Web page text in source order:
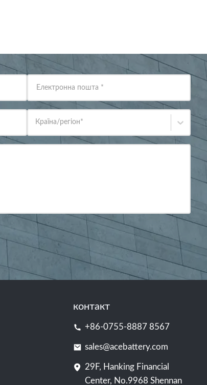
Електронна пошта *
Країна/регіон*
контакт
+86-0755-8887 8567
sales@acebattery.com
29F, Hanking Financial
Center, No.9968 Shennan